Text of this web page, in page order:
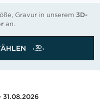
Gravur in unserem 3D-
an.